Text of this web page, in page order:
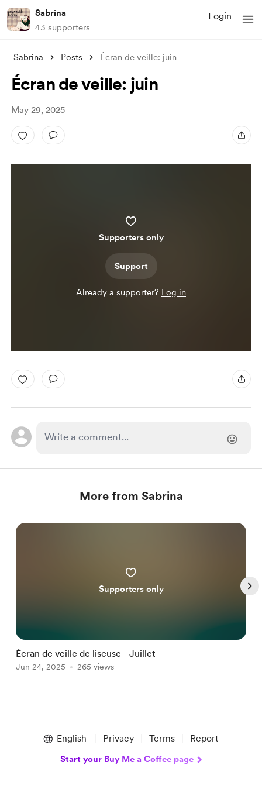
Sabrina
43 supporters
Login
Sabrina Posts Écran de veille: juin
Écran de veille: juin
May 29, 2025
Supporters only
Support
Already a supporter? Log in
More from Sabrina
Supporters only
Écran de veille de liseuse - Juillet
Jun 24, 2025 265 views
English Privacy Terms Report
Start your Buy Me a Coffee page